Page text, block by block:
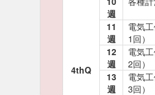
4thQ
週
11
週
電気
1回）
12
週
電気
2回）
13
週
電気
3回）